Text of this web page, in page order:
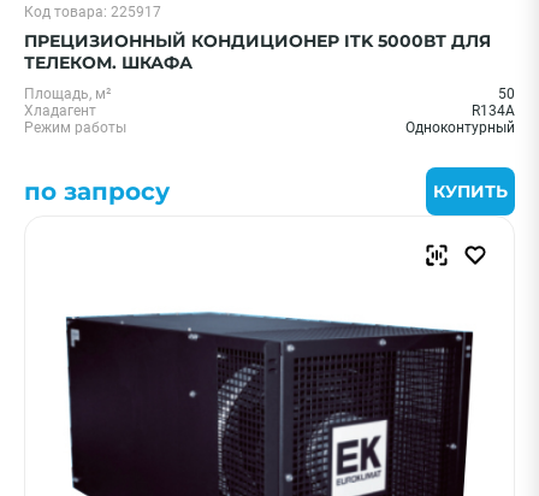
Код товара: 225917
ПРЕЦИЗИОННЫЙ КОНДИЦИОНЕР ITK 5000ВТ ДЛЯ
ТЕЛЕКОМ. ШКАФА
Площадь, м²
50
Хладагент
R134A
Режим работы
Одноконтурный
по запросу КУПИТЬ